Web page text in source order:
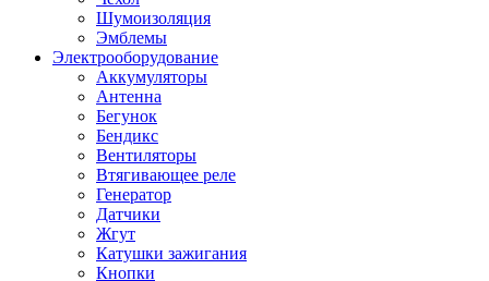
Шумоизоляция
Эмблемы
Электрооборудование
Аккумуляторы
Антенна
Бегунок
Бендикс
Вентиляторы
Втягивающее реле
Генератор
Датчики
Жгут
Катушки зажигания
Кнопки